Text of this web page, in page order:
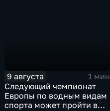
9 августа
1 мин
Следующий чемпионат
Европы по водным видам
спорта может пройти в